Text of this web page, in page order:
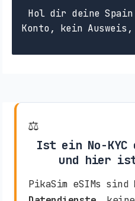
Hol dir deine
Konto, kein
⚖️
Ist ein No-KYC
und hier
PikaSim eSIMs sind